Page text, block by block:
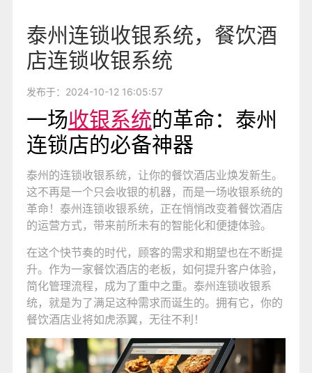
泰州连锁收银系统，餐饮酒
店连锁收银系统
发布于：2024-10-12 16:05:57
一场收银系统的革命：泰州
连锁店的必备神器
泰州的连锁收银系统，让你的餐饮酒店业焕发新生。
这不再是一个只会收银的机器，而是一场收银系统的
革命！泰州连锁收银系统，正在悄悄改变着餐饮酒店
的运营方式，带来前所未有的智能化和便捷体验。
在这个快节奏的时代，顾客的需求和期望也在不断提
升。作为一家餐饮酒店的老板，如何提升客户体验，
简化管理流程，成为了重中之重。泰州连锁收银系
统，就是为了满足这种需求而诞生的。拥有它，你的
餐饮酒店业将如虎添翼，无往不利！